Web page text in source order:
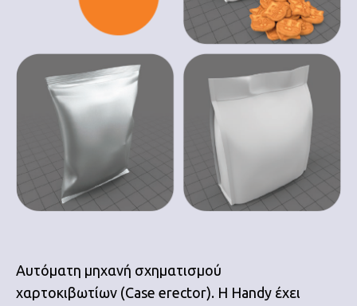
Αυτόματη μηχανή σχηματισμού
χαρτοκιβωτίων (Case erector). Η Handy έχει